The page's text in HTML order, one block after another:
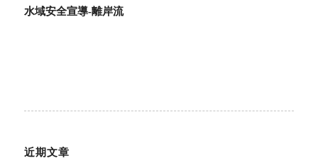
水域安全宣導-離岸流
近期文章